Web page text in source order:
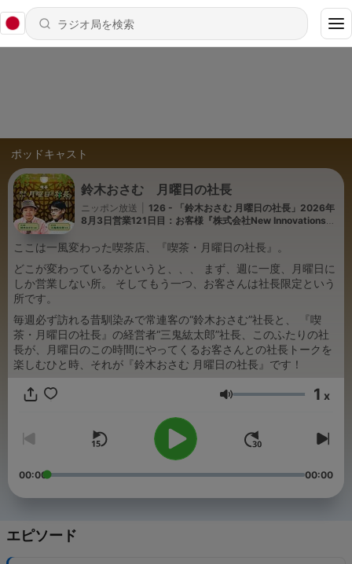
ポッドキャスト
鈴木おさむ 月曜日の社長
ニッポン放送
126 - 「鈴木おさむ 月曜日の社長」2026年
8月3日営業121日目：お客様『株式会社New Innovations』
ここは一風変わった喫茶店、『喫茶・月曜日の社長』。
どこが変わっているかというと、、、 まず、週に一度、月曜日に
しか営業しない所。 そしてもう一つ、お客さんは社長限定という
所です。
毎週必ず訪れる昔馴染みで常連客の“鈴木おさむ”社長と、 『喫
茶・月曜日の社長』の経営者“三鬼紘太郎”社長、このふたりの社
長が、月曜日のこの時間にやってくるお客さんとの社長トークを
楽しむひと時、それが『鈴木おさむ 月曜日の社長』です！
音量 1 x
00:00 00:00
エピソード